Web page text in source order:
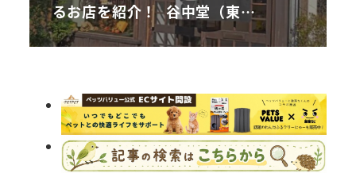
るお店を紹介！ 谷中堂（東…